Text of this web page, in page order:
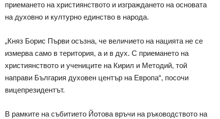
приемането на християнството и изграждането на основата
на духовно и културно единство в народа.
„Княз Борис Първи осъзна, че величието на нацията не се
измерва само в територия, а и в дух. С приемането на
християнството и учениците на Кирил и Методий, той
направи България духовен център на Европа“, посочи
вицепрезидентът.
В рамките на събитието Йотова връчи на ръководството на